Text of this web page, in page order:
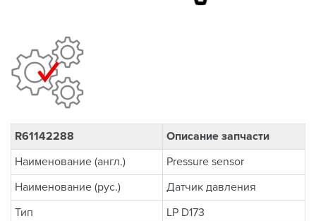
R61142288
Описание запчасти
Наименование (англ.)
Pressure sensor
Наименование (рус.)
Датчик давления
Тип
LP D173